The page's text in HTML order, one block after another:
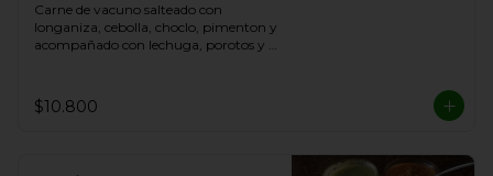
Carne de vacuno salteado con
longaniza, cebolla, choclo, pimenton y
acompañado con lechuga, porotos y
$10.800